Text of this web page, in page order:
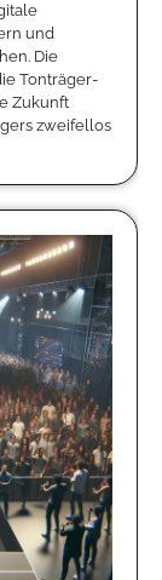
und
Die
Tonträger-
Zukunft
zweifellos